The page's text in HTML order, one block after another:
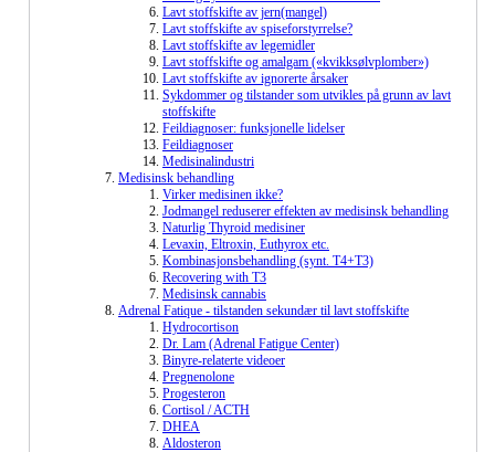
Lavt stoffskifte av jern(mangel)
Lavt stoffskifte av spiseforstyrrelse?
Lavt stoffskifte av legemidler
Lavt stoffskifte og amalgam («kvikksølvplomber»)
Lavt stoffskifte av ignorerte årsaker
Sykdommer og tilstander som utvikles på grunn av lavt
stoffskifte
Feildiagnoser: funksjonelle lidelser
Feildiagnoser
Medisinalindustri
Medisinsk behandling
Virker medisinen ikke?
Jodmangel reduserer effekten av medisinsk behandling
Naturlig Thyroid medisiner
Levaxin, Eltroxin, Euthyrox etc.
Kombinasjonsbehandling (synt. T4+T3)
Recovering with T3
Medisinsk cannabis
Adrenal Fatique - tilstanden sekundær til lavt stoffskifte
Hydrocortison
Dr. Lam (Adrenal Fatigue Center)
Binyre-relaterte videoer
Pregnenolone
Progesteron
Cortisol / ACTH
DHEA
Aldosteron